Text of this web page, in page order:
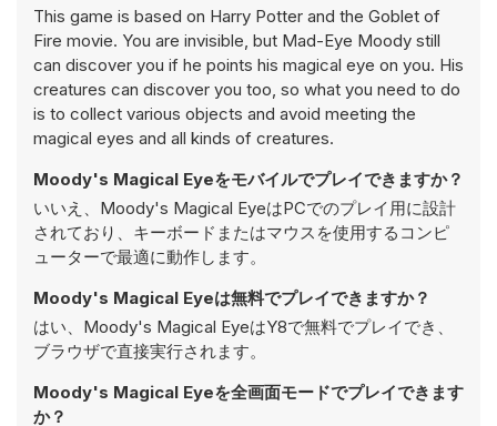
This game is based on Harry Potter and the Goblet of
Fire movie. You are invisible, but Mad-Eye Moody still
can discover you if he points his magical eye on you. His
creatures can discover you too, so what you need to do
is to collect various objects and avoid meeting the
magical eyes and all kinds of creatures.
Moody's Magical Eyeをモバイルでプレイできますか？
いいえ、Moody's Magical EyeはPCでのプレイ用に設計
されており、キーボードまたはマウスを使用するコンピ
ューターで最適に動作します。
Moody's Magical Eyeは無料でプレイできますか？
はい、Moody's Magical EyeはY8で無料でプレイでき、
ブラウザで直接実行されます。
Moody's Magical Eyeを全画面モードでプレイできます
か？